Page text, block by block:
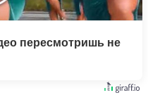
пересмотришь не